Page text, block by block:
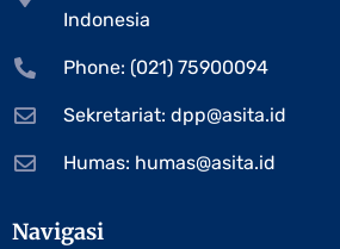
Indonesia
Phone: (021) 75900094
Sekretariat: dpp@asita.id
Humas: humas@asita.id
Navigasi